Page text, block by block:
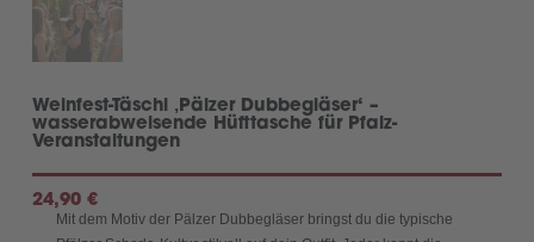
Weinfest-Täschl ‚Pälzer Dubbegläser‘ –
wasserabweisende Hüfttasche für Pfalz-
Veranstaltungen
24,90 €
Mit dem Motiv der Pälzer Dubbegläser bringst du die typische